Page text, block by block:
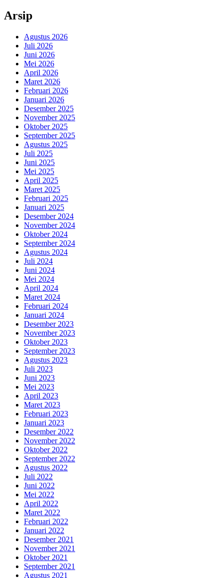
Arsip
Agustus 2026
Juli 2026
Juni 2026
Mei 2026
April 2026
Maret 2026
Februari 2026
Januari 2026
Desember 2025
November 2025
Oktober 2025
September 2025
Agustus 2025
Juli 2025
Juni 2025
Mei 2025
April 2025
Maret 2025
Februari 2025
Januari 2025
Desember 2024
November 2024
Oktober 2024
September 2024
Agustus 2024
Juli 2024
Juni 2024
Mei 2024
April 2024
Maret 2024
Februari 2024
Januari 2024
Desember 2023
November 2023
Oktober 2023
September 2023
Agustus 2023
Juli 2023
Juni 2023
Mei 2023
April 2023
Maret 2023
Februari 2023
Januari 2023
Desember 2022
November 2022
Oktober 2022
September 2022
Agustus 2022
Juli 2022
Juni 2022
Mei 2022
April 2022
Maret 2022
Februari 2022
Januari 2022
Desember 2021
November 2021
Oktober 2021
September 2021
Agustus 2021